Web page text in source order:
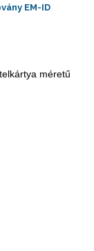
EM-ID
méretű